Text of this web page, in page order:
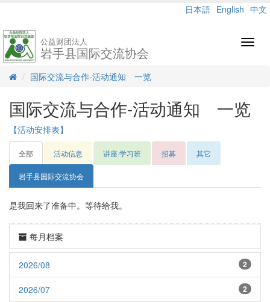
日本語 English 中文
公益财团法人
岩手县国际交流协会
国际交流与合作-活动通知 一览
国际交流与合作-活动通知 一览
【活动安排表】
全部 活动信息 讲座·学习班 招募 其它
岩手县国际交流协会
是我回来了准备中。等待给我。
每月档案
2026/08 2
2026/07 2